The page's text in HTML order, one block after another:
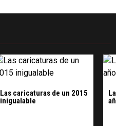
Las caricaturas de un 2015
inigualable